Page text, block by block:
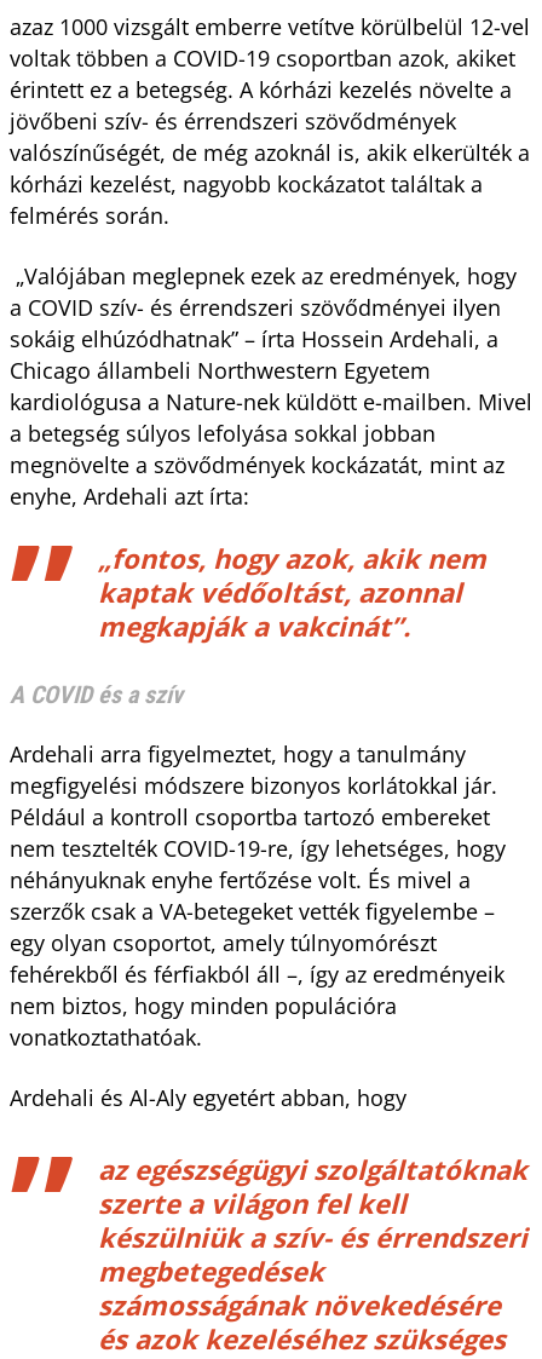
azaz 1000 vizsgált emberre vetítve körülbelül 12-vel
voltak többen a COVID-19 csoportban azok, akiket
érintett ez a betegség. A kórházi kezelés növelte a
jövőbeni szív- és érrendszeri szövődmények
valószínűségét, de még azoknál is, akik elkerülték a
kórházi kezelést, nagyobb kockázatot találtak a
felmérés során.
„Valójában meglepnek ezek az eredmények, hogy
a COVID szív- és érrendszeri szövődményei ilyen
sokáig elhúzódhatnak” – írta Hossein Ardehali, a
Chicago állambeli Northwestern Egyetem
kardiológusa a Nature-nek küldött e-mailben. Mivel
a betegség súlyos lefolyása sokkal jobban
megnövelte a szövődmények kockázatát, mint az
enyhe, Ardehali azt írta:
„fontos, hogy azok, akik nem
kaptak védőoltást, azonnal
megkapják a vakcinát”.
A COVID és a szív
Ardehali arra figyelmeztet, hogy a tanulmány
megfigyelési módszere bizonyos korlátokkal jár.
Például a kontroll csoportba tartozó embereket
nem tesztelték COVID-19-re, így lehetséges, hogy
néhányuknak enyhe fertőzése volt. És mivel a
szerzők csak a VA-betegeket vették figyelembe –
egy olyan csoportot, amely túlnyomórészt
fehérekből és férfiakból áll –, így az eredményeik
nem biztos, hogy minden populációra
vonatkoztathatóak.
Ardehali és Al-Aly egyetért abban, hogy
az egészségügyi szolgáltatóknak
szerte a világon fel kell
készülniük a szív- és érrendszeri
megbetegedések
számosságának növekedésére
és azok kezeléséhez szükséges